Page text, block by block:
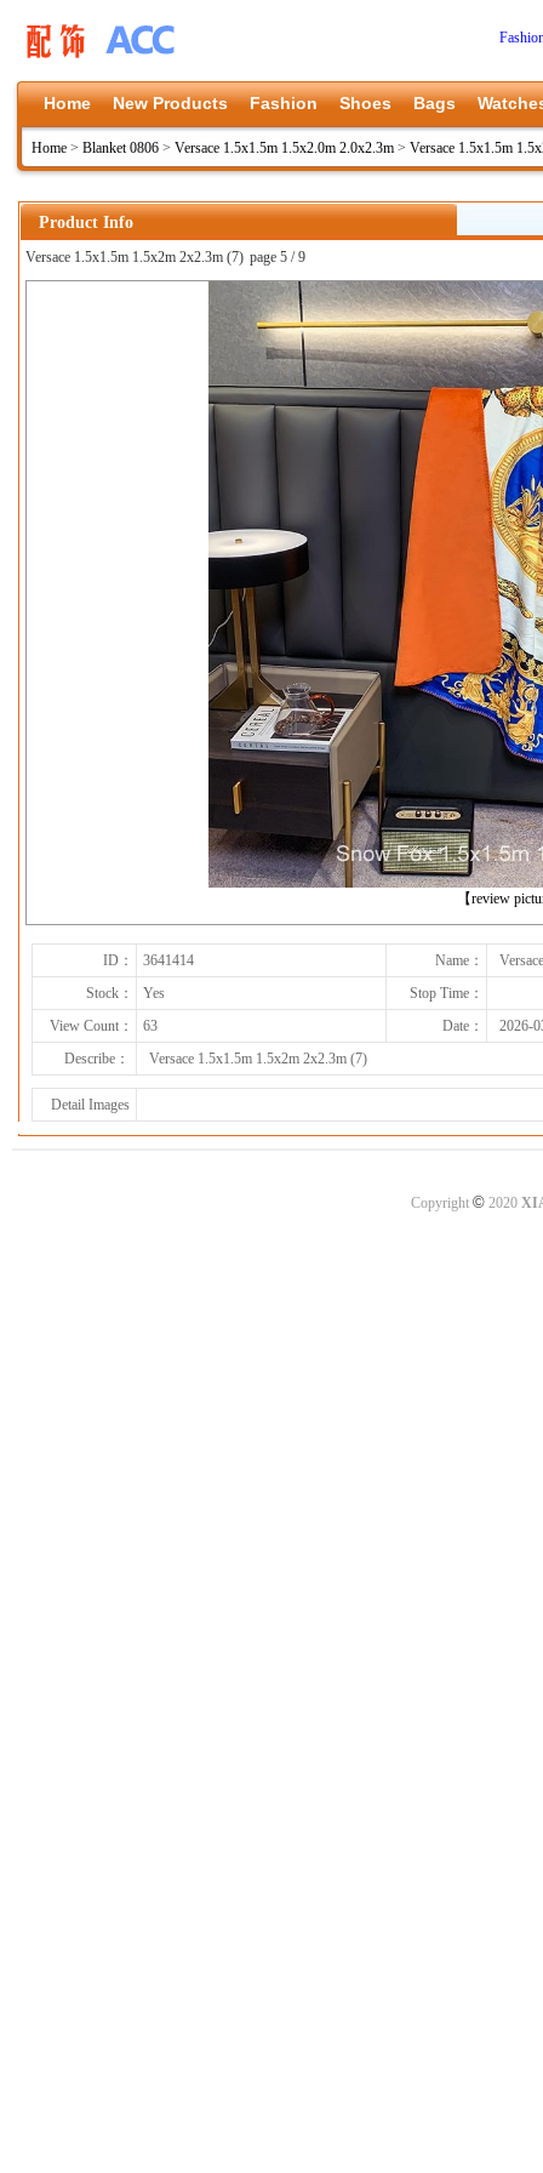
Home New Products Fashion Shoes Bags
Home > Blanket 0806 > Versace 1.5x1.5m 1.5x2.0m 2.0x2.3m > Versace 1.5x1.5m
Product Info
Versace 1.5x1.5m 1.5x2m 2x2.3m (7) page 5 / 9
【review
上一张
下一张
ID： 3641414 Name：
Stock：
Yes
Stop Time：
View Count：
63 Date：
2026-
Describe：
Versace 1.5x1.5m 1.5x2m 2x2.3m (7)
Detail Images
Copyright ©2020